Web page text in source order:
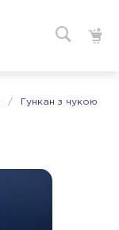
/ Гункан з чукою